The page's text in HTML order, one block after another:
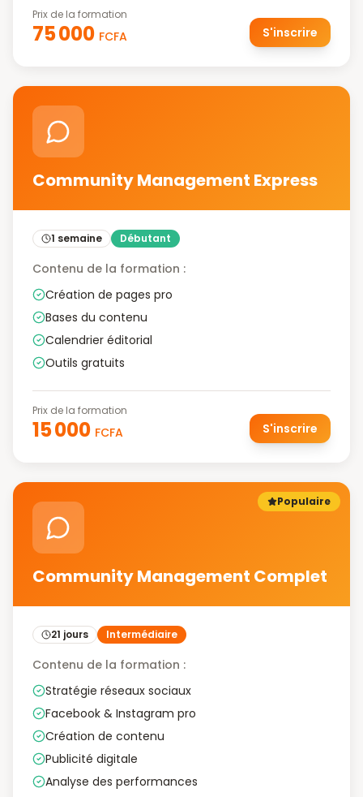
Prix de la formation
75 000 FCFA S'inscrire
Community Management Express
1 semaine Débutant
Contenu de la formation :
Création de pages pro
Bases du contenu
Calendrier éditorial
Outils gratuits
Prix de la formation
15 000 FCFA S'inscrire
Populaire
Community Management Complet
21 jours Intermédiaire
Contenu de la formation :
Stratégie réseaux sociaux
Facebook & Instagram pro
Création de contenu
Publicité digitale
Analyse des performances